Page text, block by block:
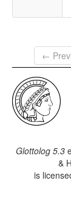
←
Glottolog 5.3
&
is